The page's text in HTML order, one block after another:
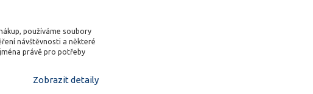
používáme soubory
návštěvnosti a některé
právě pro potřeby
Zobrazit detaily